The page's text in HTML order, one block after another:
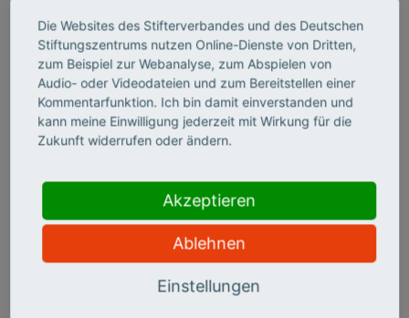
SCIENCE ENTREPRENEURSHIP
Intelligente Sensoren
Wasserproben in Sekundenschnelle analysieren? Die Sensoren
des jungen Start-ups InProSens machen es möglich. Teil 3
unserer Reihe Gründerporträts.
Die Websites des Stifterverbandes und des Deutschen
Stiftungszentrums nutzen Online-Dienste von Dritten,
zum Beispiel zur Webanalyse, zum Abspielen von
Audio- oder Videodateien und zum Bereitstellen einer
Kommentarfunktion. Ich bin damit einverstanden und
kann meine Einwilligung jederzeit mit Wirkung für die
Zukunft widerrufen oder ändern.
Akzeptieren
Ablehnen
Einstellungen